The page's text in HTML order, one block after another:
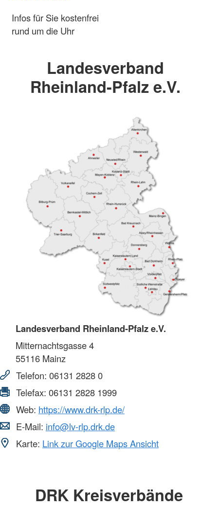
Infos für Sie kostenfrei
rund um die Uhr
Landesverband
Rheinland-Pfalz e.V.
Landesverband Rheinland-Pfalz e.V.
Mitternachtsgasse 4
55116 Mainz
Telefon: 06131 2828 0
Telefax: 06131 2828 1999
Web: https://www.drk-rlp.de/
E-Mail: info@lv-rlp.drk.de
Karte: Link zur Google Maps Ansicht
DRK Kreisverbände